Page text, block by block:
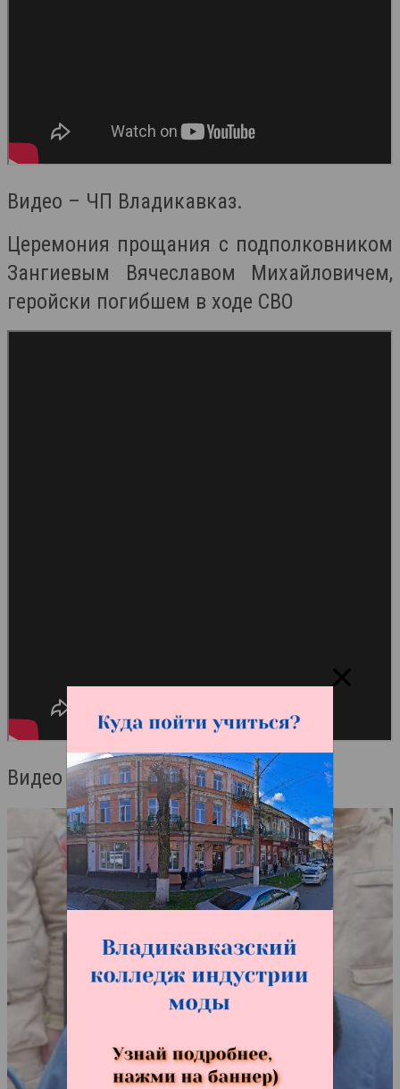
Видео – ЧП Владикавказ.
Церемония прощания с подполковником
Зангиевым Вячеславом Михайловичем,
геройски погибшем в ходе СВО
Видео – Олег Марзоев.